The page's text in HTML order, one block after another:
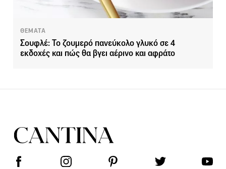
ΘΕΜΑΤΑ
Σουφλέ: Το ζουμερό πανεύκολο γλυκό σε 4
εκδοχές και πώς θα βγει αέρινο και αφράτο